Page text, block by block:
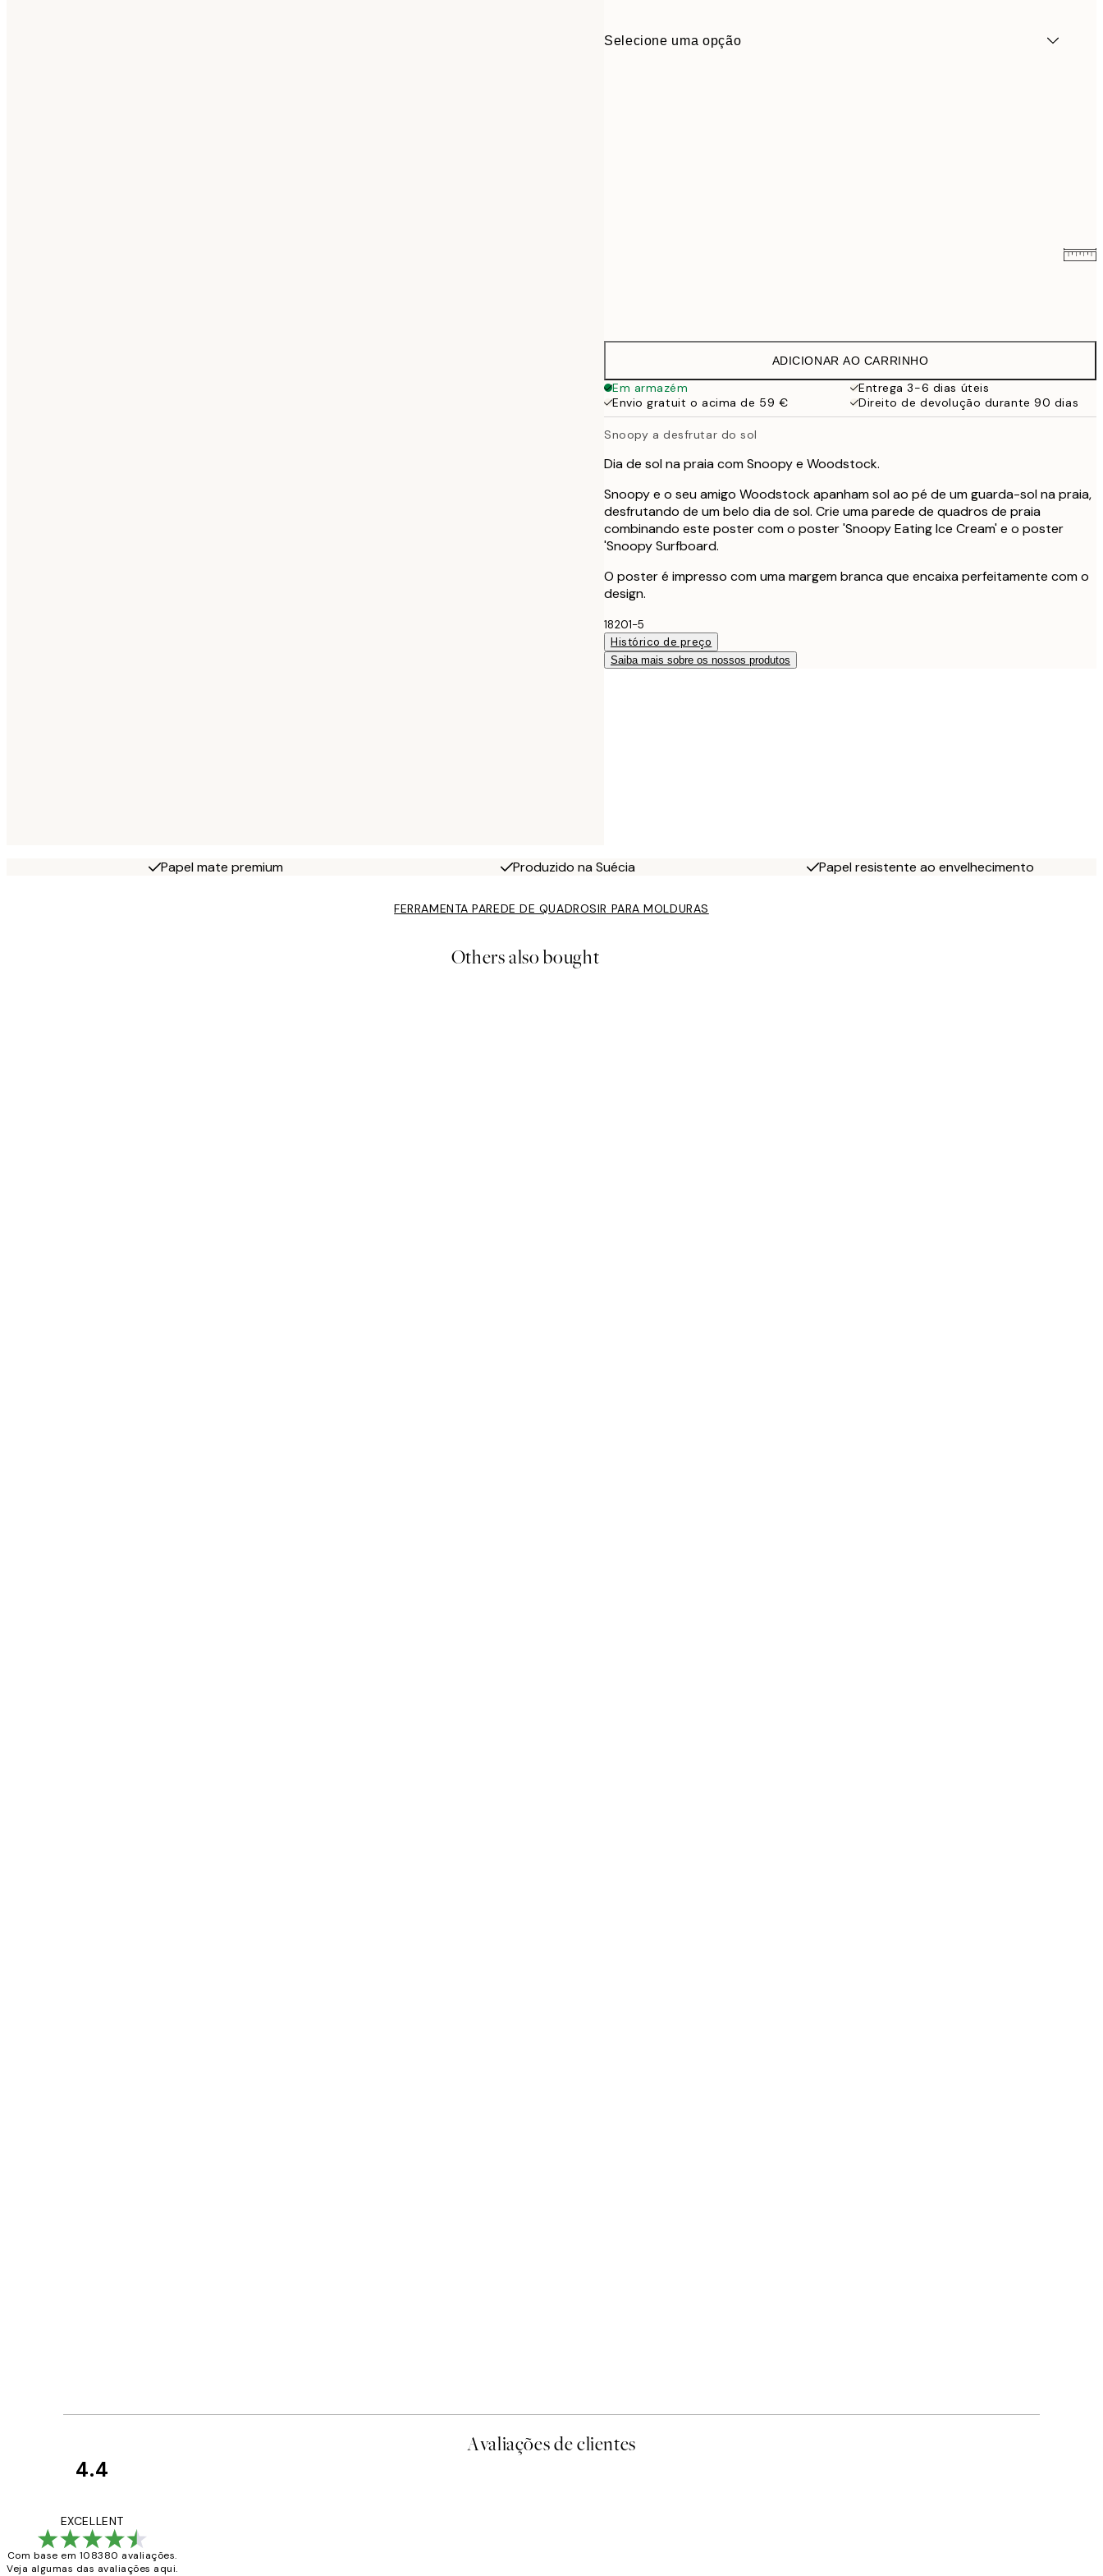
Selecione uma opção
32,45 €
ADICIONAR AO CARRINHO
Em armazém
Entrega 3-6 dias úteis
Envio gratuit o acima de 59 €
Direito de devolução durante 90 dias
Snoopy a desfrutar do sol
Dia de sol na praia com Snoopy e Woodstock.
Snoopy e o seu amigo Woodstock apanham sol ao pé de um guarda-sol na praia,
desfrutando de um belo dia de sol. Crie uma parede de quadros de praia
combinando este poster com o poster 'Snoopy Eating Ice Cream' e o poster
'Snoopy Surfboard.
O poster é impresso com uma margem branca que encaixa perfeitamente com o
design.
18201-5
Histórico de preço
Saiba mais sobre os nossos produtos
Papel mate premium Produzido na Suécia Papel resistente ao envelhecimento
FERRAMENTA PAREDE DE QUADROSIR PARA MOLDURAS
Others also bought
Avaliações de clientes
4.4
EXCELLENT
Com base em 108380 avaliações.
Veja algumas das avaliações aqui.